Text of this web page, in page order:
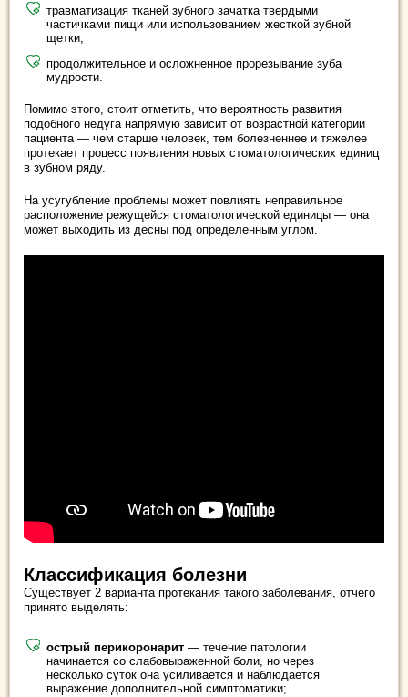
травматизация тканей зубного зачатка твердыми
частичками пищи или использованием жесткой зубной
щетки;
продолжительное и осложненное прорезывание зуба
мудрости.
Помимо этого, стоит отметить, что вероятность развития
подобного недуга напрямую зависит от возрастной категории
пациента — чем старше человек, тем болезненнее и тяжелее
протекает процесс появления новых стоматологических единиц
в зубном ряду.
На усугубление проблемы может повлиять неправильное
расположение режущейся стоматологической единицы — она
может выходить из десны под определенным углом.
Классификация болезни
Существует 2 варианта протекания такого заболевания, отчего
принято выделять:
острый перикоронарит — течение патологии
начинается со слабовыраженной боли, но через
несколько суток она усиливается и наблюдается
выражение дополнительной симптоматики;